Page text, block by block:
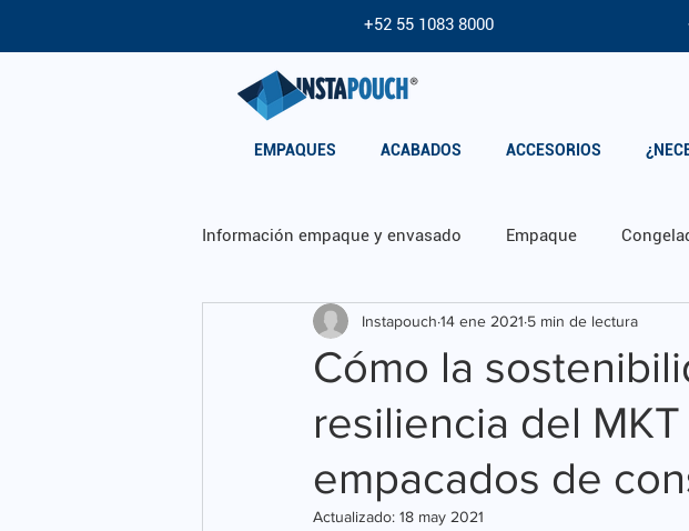
+52 55 1083 8000
EMPAQUES ACABADOS ACCESORIOS
Información empaque y envasado Empaque
Marketing para tu producto
Cómo la
resiliencia del
empacados de
Instapouch 14 ene 2021 5 min de lectura
Actualizado: 18 may 2021